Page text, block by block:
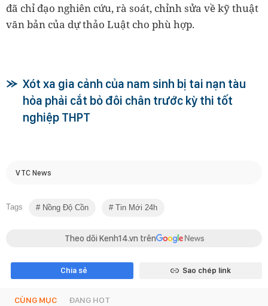
đã chỉ đạo nghiên cứu, rà soát, chỉnh sửa về kỹ thuật
văn bản của dự thảo Luật cho phù hợp.
Xót xa gia cảnh của nam sinh bị tai nạn tàu
hỏa phải cắt bỏ đôi chân trước kỳ thi tốt
nghiệp THPT
VTC News
Tags Nồng Độ Cồn Tin Mới 24h
Theo dõi Kenh14.vn trên
Chia sẻ Sao chép link
CÙNG MỤC ĐANG HOT